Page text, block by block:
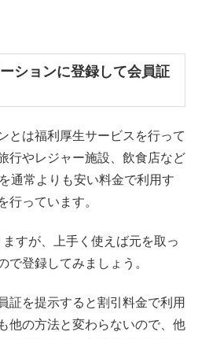
ションに登録して会員証
とは福利厚生サービスを行って
行やレジャー施設、飲食店など
通常よりも安い料金で利用す
行っています。
すが、上手く使えば元を取っ
で登録してみましょう。
証を提示すると割引料金で利用
他の方法と変わらないので、他